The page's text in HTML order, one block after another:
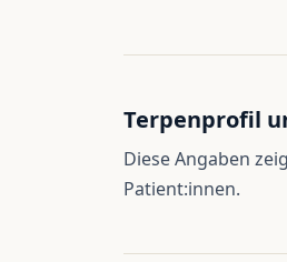
Terpenprofil
Diese Angaben
Patient:innen.